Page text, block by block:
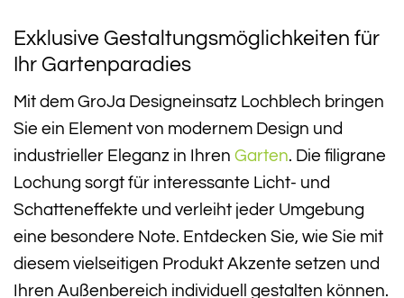
Exklusive Gestaltungsmöglichkeiten für
Ihr Gartenparadies
Mit dem GroJa Designeinsatz Lochblech bringen
Sie ein Element von modernem Design und
industrieller Eleganz in Ihren Garten. Die filigrane
Lochung sorgt für interessante Licht- und
Schatteneffekte und verleiht jeder Umgebung
eine besondere Note. Entdecken Sie, wie Sie mit
diesem vielseitigen Produkt Akzente setzen und
Ihren Außenbereich individuell gestalten können.